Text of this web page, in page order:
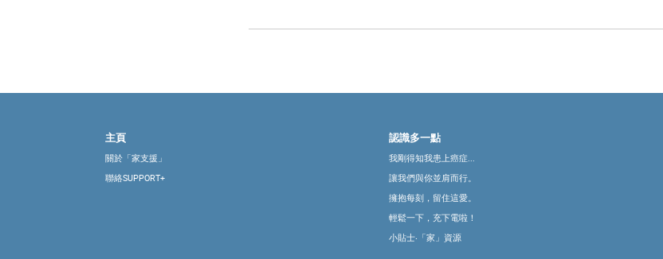
主頁
關於「家支援」
聯絡SUPPORT+
認識多一點
我剛得知我患上癌症...
讓我們與你並肩而行。
擁抱每刻，留住這愛。
輕鬆一下，充下電啦！
小貼士‧「家」資源